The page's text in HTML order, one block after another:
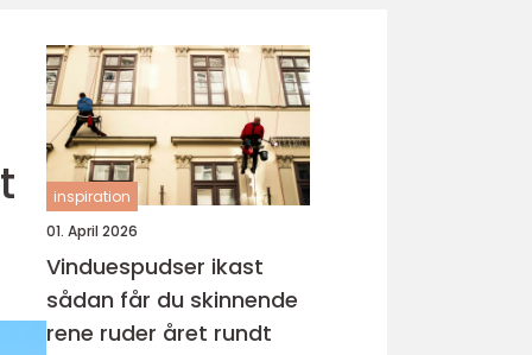
inspiration
01. April 2026
Vinduespudser ikast
sådan får du skinnende
rene ruder året rundt